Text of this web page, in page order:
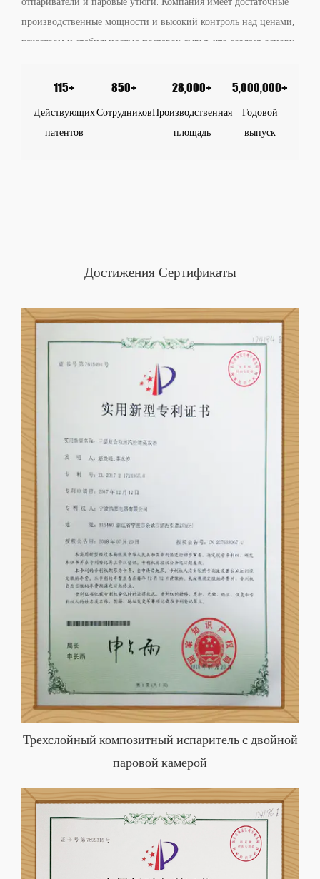
производственные мощности и высокий контроль над ценами,
качеством и стабильностью поставок сырья, что создает основу
процедуры отбора и проверки поставщиков сырья,
материалов. Высококачественное проектирование
производственных процессов и контроль программы делают
115+
Действующих
патентов
850+
Сотрудников
28,000+
Производственная
площадь
5,000,000+
Годовой
выпуск
Достижения Сертификаты
Трехслойный композитный испаритель с двойной
паровой камерой